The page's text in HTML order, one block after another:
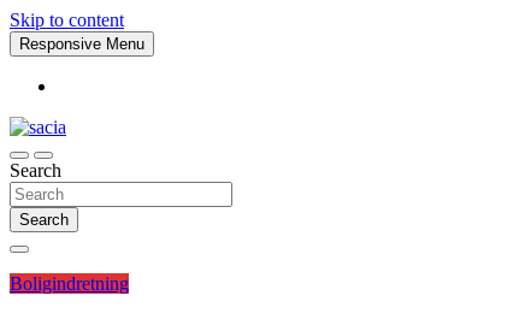
Skip to content
Responsive Menu
sacia
Search
Search
Boligindretning